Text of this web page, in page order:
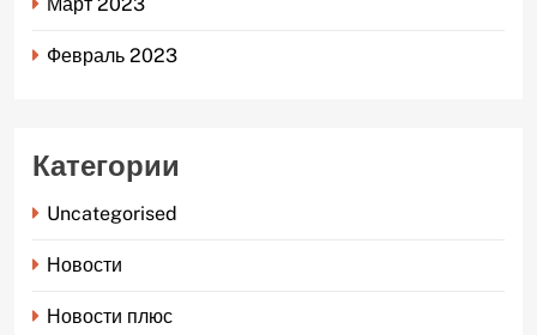
Март 2023
Февраль 2023
Категории
Uncategorised
Новости
Новости плюс